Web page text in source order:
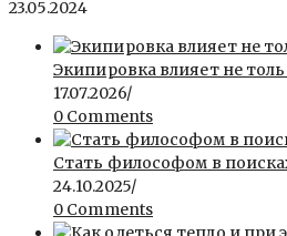
23.05.2024
Экипировка влияет не
17.07.2026/
0 Comments
Стать философом в
24.10.2025/
0 Comments